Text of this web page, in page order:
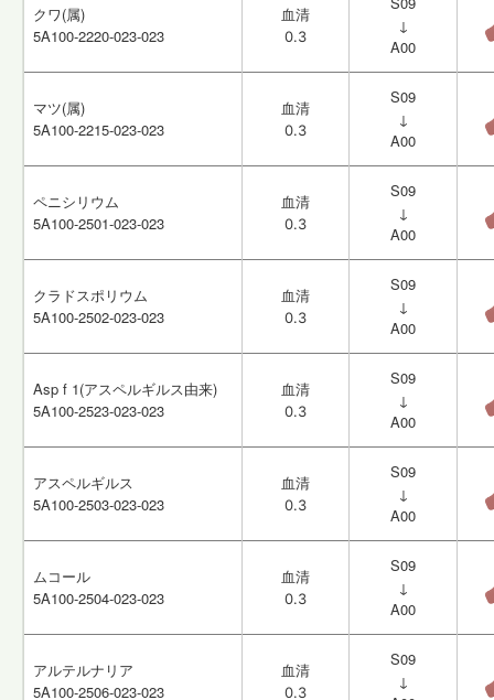
クワ(属)
5A100-2220-023-023
血清
0.3
↓
A00
マツ(属)
5A100-2215-023-023
血清
0.3
S09
↓
A00
ペニシリウム
5A100-2501-023-023
血清
0.3
S09
↓
A00
クラドスポリウム
5A100-2502-023-023
血清
0.3
S09
↓
A00
Asp f 1(アスペルギルス由来)
5A100-2523-023-023
血清
0.3
S09
↓
A00
アスペルギルス
5A100-2503-023-023
血清
0.3
S09
↓
A00
ムコール
5A100-2504-023-023
血清
0.3
S09
↓
A00
アルテルナリア
5A100-2506-023-023
血清
0.3
S09
↓
クワ(属)
5A100-2220-023-023
血清
0.3
↓
A00
マツ(属)
5A100-2215-023-023
血清
0.3
S09
↓
A00
ペニシリウム
5A100-2501-023-023
血清
0.3
S09
↓
A00
クラドスポリウム
5A100-2502-023-023
血清
0.3
S09
↓
A00
Asp f 1(アスペルギルス由来)
5A100-2523-023-023
血清
0.3
S09
↓
A00
アスペルギルス
5A100-2503-023-023
血清
0.3
S09
↓
A00
ムコール
5A100-2504-023-023
血清
0.3
S09
↓
A00
アルテルナリア
5A100-2506-023-023
血清
0.3
S09
↓